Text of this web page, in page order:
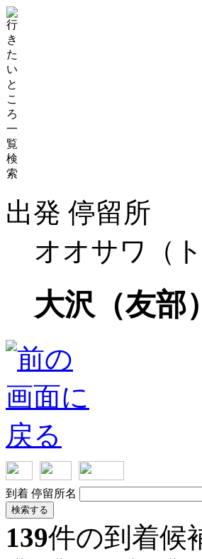
出発 停留所
オオサワ（ト
大沢（友部）
到着 停留所名
検索する
139件の到着候